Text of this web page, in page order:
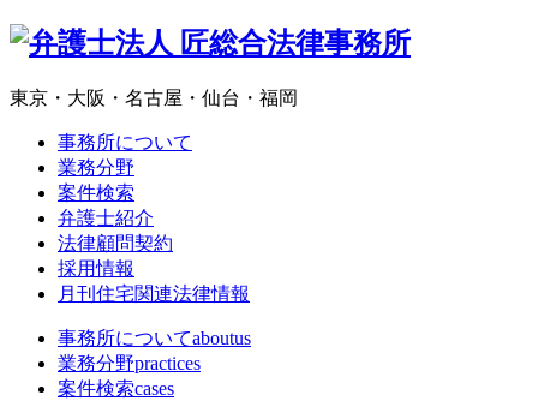
東京・大阪・名古屋・仙台・福岡
事務所について
業務分野
案件検索
弁護士紹介
法律顧問契約
採用情報
月刊住宅関連法律情報
事務所についてaboutus
業務分野practices
案件検索cases